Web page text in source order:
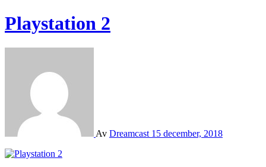
Playstation 2
Av Dreamcast 15 december, 2018